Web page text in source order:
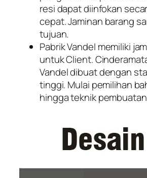
resi dapat diinfokan
cepat. Jaminan barang
tujuan.
Pabrik Vandel memiliki
untuk Client.
Vandel dibuat dengan
tinggi. Mulai pemilihan
hingga teknik